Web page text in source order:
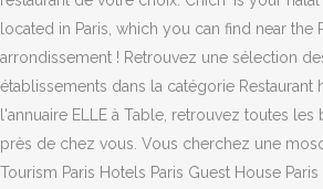
located in Paris, which you can find near the
arrondissement ! Retrouvez une sélection
établissements dans la catégorie Restaurant
l'annuaire ELLE à Table, retrouvez toutes
près de chez vous. Vous cherchez une
Tourism Paris Hotels Paris Guest House